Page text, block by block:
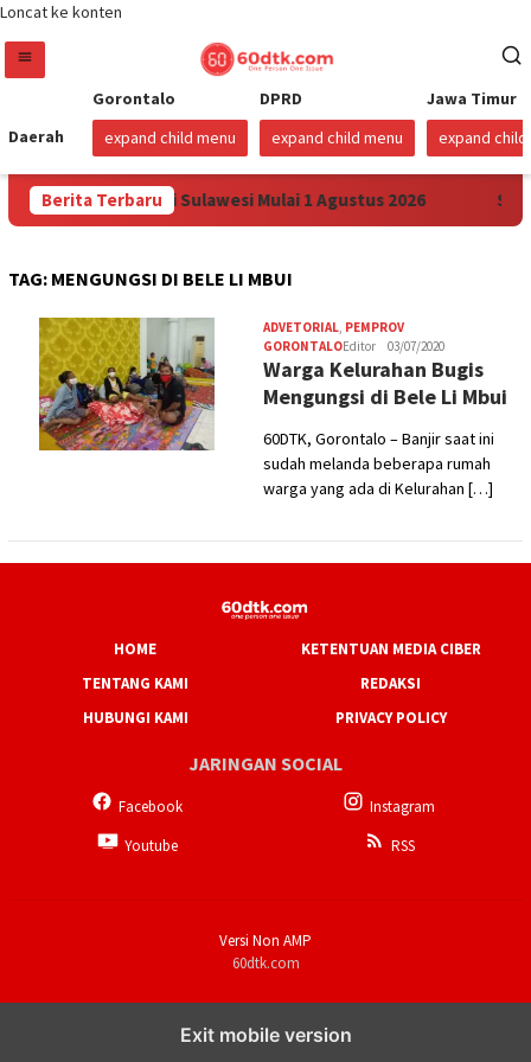
Loncat ke konten
Daerah
Gorontalo
expand child menu
DPRD
expand child menu
Jawa Timur
expand child
Berita Terbaru
Harga Pertamax di Sulawesi Mulai 1 Agustus 2026
TAG: MENGUNGSI DI BELE LI MBUI
ADVETORIAL, PEMPROV
GORONTALOEditor 03/07/2020
Warga Kelurahan Bugis
Mengungsi di Bele Li Mbui
60DTK, Gorontalo – Banjir saat ini
sudah melanda beberapa rumah
warga yang ada di Kelurahan […]
HOME
KETENTUAN MEDIA CIBER
TENTANG KAMI
REDAKSI
HUBUNGI KAMI
PRIVACY POLICY
JARINGAN SOCIAL
Facebook
Instagram
Youtube
RSS
Versi Non AMP
60dtk.com
Exit mobile version